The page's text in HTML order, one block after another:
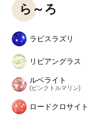
ら～ろ
ラピスラズリ
リビアングラス
ルベライト
(ピンクトルマリン)
ロードクロサイト